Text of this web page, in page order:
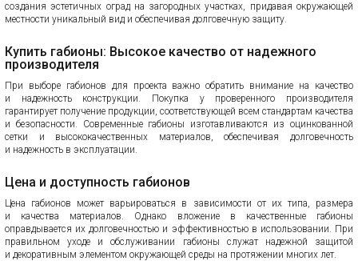
создания эстетичных оград на загородных участках, придавая окружающей
местности уникальный вид и обеспечивая долговечную защиту.
Купить габионы: Высокое качество от надежного
производителя
При выборе габионов для проекта важно обратить внимание на качество
и надежность конструкции. Покупка у проверенного производителя
гарантирует получение продукции, соответствующей всем стандартам качества
и безопасности. Современные габионы изготавливаются из оцинкованной
сетки и высококачественных материалов, обеспечивая долговечность
и надежность в эксплуатации.
Цена и доступность габионов
Цена габионов может варьироваться в зависимости от их типа, размера
и качества материалов. Однако вложение в качественные габионы
оправдывается их долговечностью и эффективностью в использовании. При
правильном уходе и обслуживании габионы служат надежной защитой
и декоративным элементом окружающей среды на протяжении многих лет.